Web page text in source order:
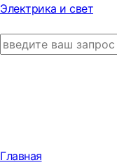
Электрика и свет
Главная